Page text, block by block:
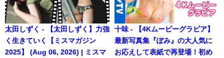
太田しずく - 【太田しずく】力強
く生きていく【ミスマガジン
2025】 (Aug 06, 2026) | ミスマ
十味 - 【4Kムービーグラビア】
最新写真集『ぽみ』の大人気に
お応えして表紙で再登場！初め